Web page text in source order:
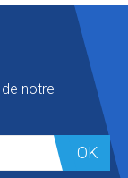
notre
OK